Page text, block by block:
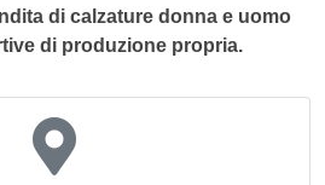
di calzature donna e uomo
di produzione propria.